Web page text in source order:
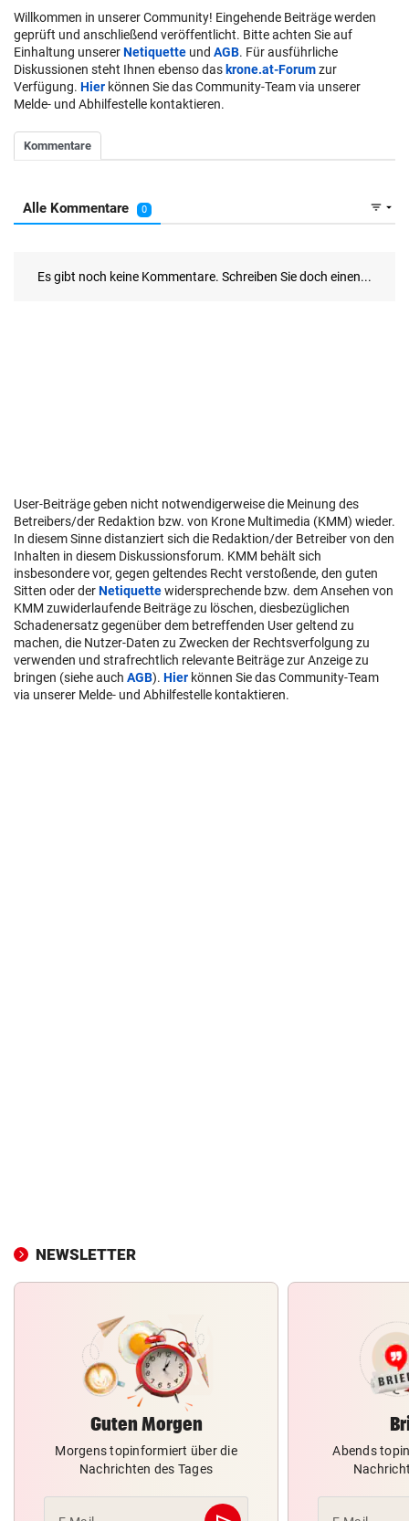
Willkommen in unserer Community! Eingehende Beiträge werden
geprüft und anschließend veröffentlicht. Bitte achten Sie auf
Einhaltung unsererNetiquette und AGB. Für ausführliche
Diskussionen steht Ihnen ebenso das krone.at-Forumzur
Verfügung. Hier können Sie das Community-Team via unserer
Melde- und Abhilfestelle kontaktieren.
User-Beiträge geben nicht notwendigerweise die Meinung des
Betreibers/der Redaktion bzw. von Krone Multimedia (KMM) wieder.
In diesem Sinne distanziert sich die Redaktion/der Betreiber von den
Inhalten in diesem Diskussionsforum. KMM behält sich
insbesondere vor, gegen geltendes Recht verstoßende, den guten
Sitten oder derNetiquettewidersprechende bzw. dem Ansehen von
KMM zuwiderlaufende Beiträge zu löschen, diesbezüglichen
Schadenersatz gegenüber dem betreffenden User geltend zu
machen, die Nutzer-Daten zu Zwecken der Rechtsverfolgung zu
verwenden und strafrechtlich relevante Beiträge zur Anzeige zu
bringen (siehe auch AGB). Hier können Sie das Community-Team
via unserer Melde- und Abhilfestelle kontaktieren.
NEWSLETTER
Guten Morgen
Morgens topinformiert über die
Nachrichten des Tages
Abends